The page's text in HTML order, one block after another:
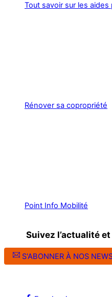
Tout savoir sur les aides
Rénover sa copropriété
Point Info Mobilité
Suivez l’actualité
S'ABONNER À NOS